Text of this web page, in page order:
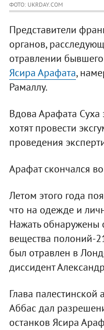
ФОТО: UKRDAY.COM
Представители
органов,
отравлении
Ясира Арафата,
Рамаллу.
Вдова Арафата Суха
хотят провести
проведения
Арафат скончался
Летом этого года
что на одежде и
Нажать обнаружены
вещества полоний-
был отравлен в
диссидент
Глава
Аббас дал
останков Ясира